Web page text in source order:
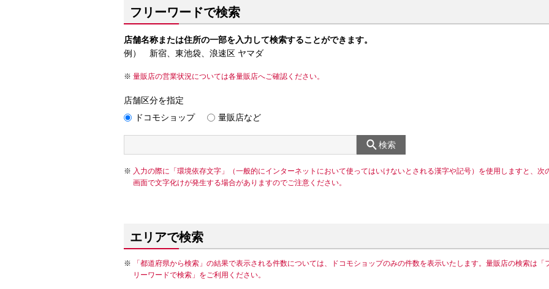
フリーワードで検索
店舗名称または住所の一部を入力して検索することができます。
例） 新宿、東池袋、浪速区 ヤマダ
量販店の営業状況については各量販店へご確認ください。
店舗区分を指定
ドコモショップ
量販店など
検索
入力の際に「環境依存文字」（一般的にインターネットにおいて使ってはいけないとされる漢字や記号）を使用しますと、次
画面で文字化けが発生する場合がありますのでご注意ください。
エリアで検索
「都道府県から検索」の結果で表示される件数については、ドコモショップのみの件数を表示いたします。量販店の検索は「
リーワードで検索」をご利用ください。